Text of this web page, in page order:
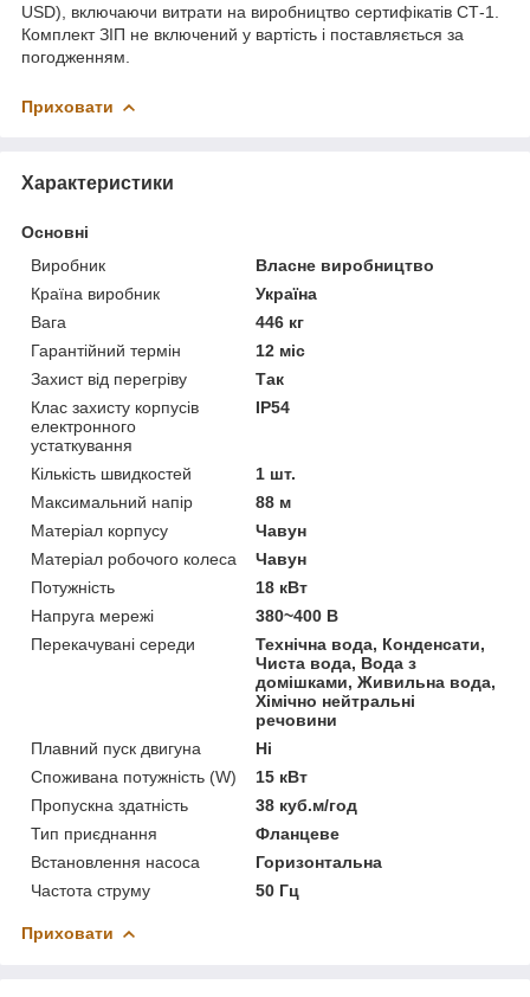
USD), включаючи витрати на виробництво сертифікатів СТ-1.
Комплект ЗІП не включений у вартість і поставляється за
погодженням.
Приховати
Характеристики
Основні
Виробник
Власне виробництво
Країна виробник
Україна
Вага
446 кг
Гарантійний термін
12 міс
Захист від перегріву
Так
Клас захисту корпусів
електронного
устаткування
IP54
Кількість швидкостей
1 шт.
Максимальний напір
88 м
Матеріал корпусу
Чавун
Матеріал робочого колеса
Чавун
Потужність
18 кВт
Напруга мережі
380~400 В
Перекачувані середи
Технічна вода, Конденсати,
Чиста вода, Вода з
домішками, Живильна вода,
Хімічно нейтральні
речовини
Плавний пуск двигуна
Ні
Споживана потужність (W)
15 кВт
Пропускна здатність
38 куб.м/год
Тип приєднання
Фланцеве
Встановлення насоса
Горизонтальна
Частота струму
50 Гц
Приховати